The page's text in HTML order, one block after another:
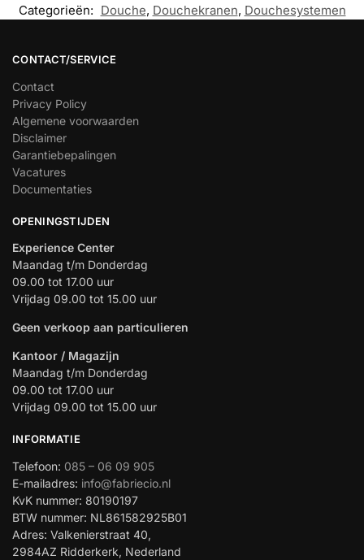
Categorieën: Douche, Douchekranen, Douchesystemen
CONTACT/SERVICE
Contact
Privacy Policy
Algemene voorwaarden
Disclaimer
Garantiebepalingen
Vacatures
Documentaties
OPENINGSTIJDEN
Experience Center
Maandag t/m Donderdag
09.00 tot 17.00 uur
Vrijdag 09.00 tot 15.00 uur
Geen verkoop aan particulieren
Kantoor / Magazijn
Maandag t/m Donderdag
09.00 tot 17.00 uur
Vrijdag 09.00 tot 15.00 uur
INFORMATIE
Telefoon: 085 – 06 09 905
E-mailadres: info@fabriecio.nl
KvK nummer: 80190197
BTW nummer: NL861582925B01
Adres: Valkenierstraat 40,
2984AZ Ridderkerk, Nederland